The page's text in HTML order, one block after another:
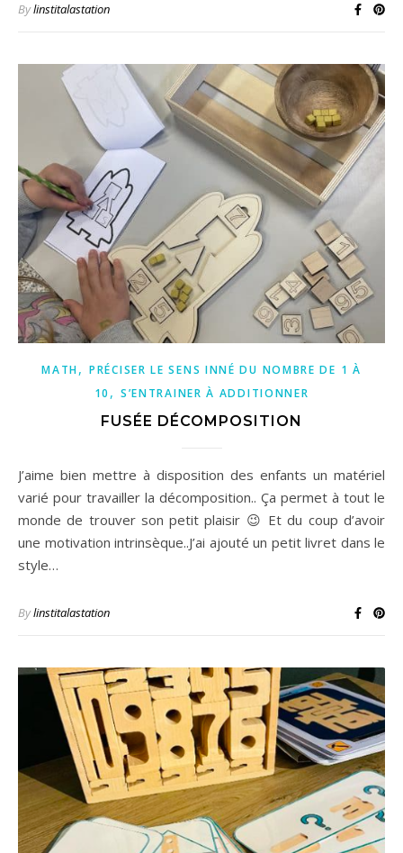
Bylinstitalastation
MATH,PRÉCISER LE SENS INNÉ DU NOMBRE DE 1 À
10 , S’ENTRAINER À ADDITIONNER
FUSÉE DÉCOMPOSITION
J’aime bien mettre à disposition des enfants un matériel
varié pour travailler la décomposition.. Ça permet à tout le
monde de trouver son petit plaisir 😉 Et du coup d’avoir
une motivation intrinsèque..J’ai ajouté un petit livret dans le
style…
Bylinstitalastation